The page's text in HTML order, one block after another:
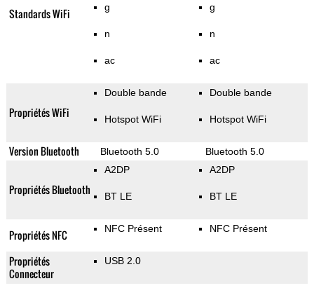
Standards WiFi g
n
ac
g
n
ac
Propriétés WiFi
Double bande
Hotspot WiFi
Double bande
Hotspot WiFi
Version Bluetooth Bluetooth 5.0 Bluetooth 5.0
Propriétés Bluetooth
A2DP
BT LE
A2DP
BT LE
Propriétés NFC NFC Présent NFC Présent
Propriétés
Connecteur
USB 2.0